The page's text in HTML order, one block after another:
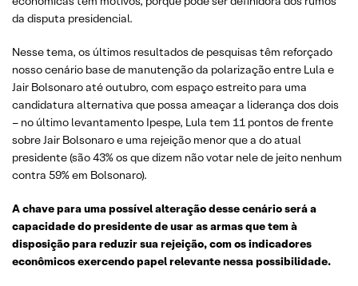
da disputa presidencial.
Nesse tema, os últimos resultados de pesquisas têm reforçado
nosso cenário base de manutenção da polarização entre Lula e
Jair Bolsonaro até outubro, com espaço estreito para uma
candidatura alternativa que possa ameaçar a liderança dos dois
– no último levantamento Ipespe, Lula tem 11 pontos de frente
sobre Jair Bolsonaro e uma rejeição menor que a do atual
presidente (são 43% os que dizem não votar nele de jeito nenhum
contra 59% em Bolsonaro).
A chave para uma possível alteração desse cenário será a
capacidade do presidente de usar as armas que tem à
disposição para reduzir sua rejeição, com os indicadores
econômicos exercendo papel relevante nessa possibilidade.